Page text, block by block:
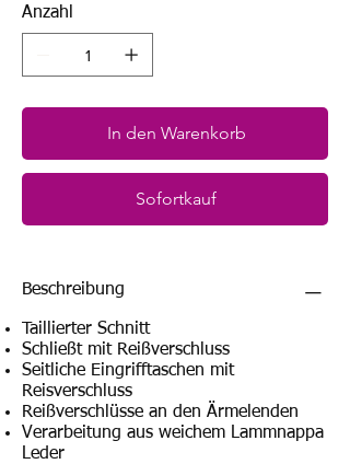
Anzahl
In den Warenkorb
Sofortkauf
Beschreibung
Taillierter Schnitt
Schließt mit Reißverschluss
Seitliche Eingrifftaschen mit
Reisverschluss
Reißverschlüsse an den Ärmelenden
Verarbeitung aus weichem Lammnappa
Leder